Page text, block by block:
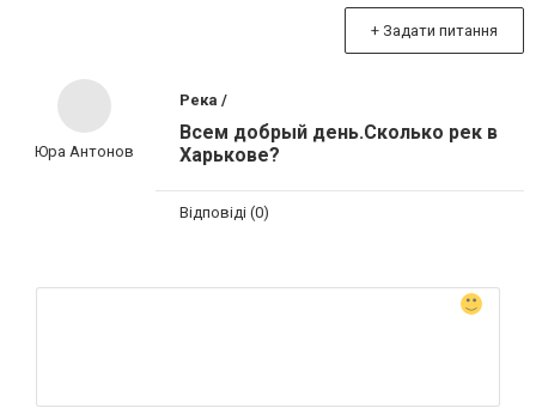
+ Задати питання
Юра Антонов
Река /
Всем добрый день.Сколько рек в
Харькове?
Відповіді (0)